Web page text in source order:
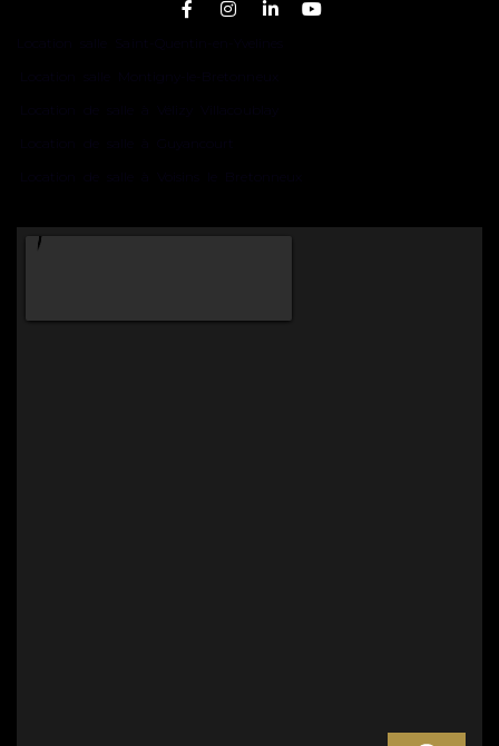
Location salle Saint-Quentin-en-Yvelines
Location salle Montigny-le-Bretonneux
Location de salle à Vélizy Villacoublay
Location de salle à Guyancourt
Location de salle à Voisins le Bretonneux